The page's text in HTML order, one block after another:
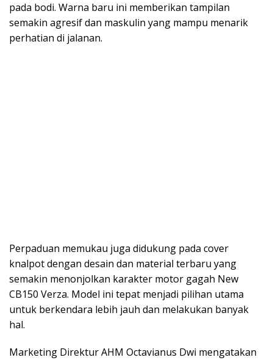
pada bodi. Warna baru ini memberikan tampilan
semakin agresif dan maskulin yang mampu menarik
perhatian di jalanan.
Perpaduan memukau juga didukung pada cover
knalpot dengan desain dan material terbaru yang
semakin menonjolkan karakter motor gagah New
CB150 Verza. Model ini tepat menjadi pilihan utama
untuk berkendara lebih jauh dan melakukan banyak
hal.
Marketing Direktur AHM Octavianus Dwi mengatakan